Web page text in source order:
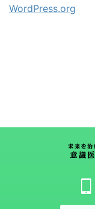
WordPress.org